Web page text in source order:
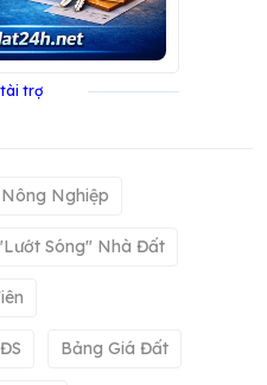
trợ
Nghiệp
Sóng" Nhà Đất
Bảng Giá Đất